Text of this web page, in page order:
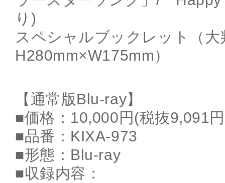
り)
スペシャルブックレット（大
H280mm×W175mm）
【通常版Blu-ray】
■価格：10,000円(税抜9,091
■品番：KIXA-973
■形態：Blu-ray
■収録内容：